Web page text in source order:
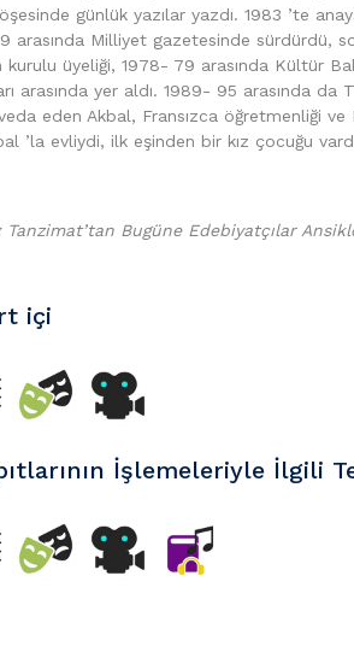
günlük yazılar yazdı. 1983 ’te
arasında Milliyet gazetesinde sürdürdü,
üyeliği, 1978- 79 arasında Kültür
arasında yer aldı. 1989- 95 arasında da
eden Akbal, Fransızca öğretmenliği
’la evliydi, ilk eşinden bir kız çocuğu
Tanzimat’tan Bugüne Edebiyatçılar
içi
İşlemeleriyle İlgili